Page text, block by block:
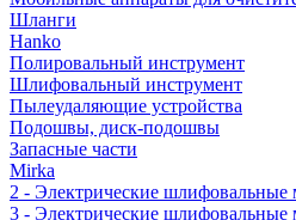
Шланги
Hanko
Полировальный инструмент
Шлифовальный инструмент
Пылеудаляющие устройства
Подошвы, диск-подошвы
Запасные части
Mirka
2 - Электрические
3 - Электрические